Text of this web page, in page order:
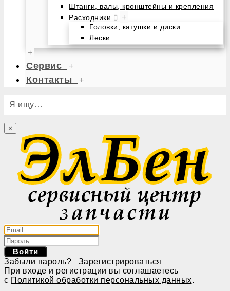
Штанги, валы, кронштейны и крепления
Расходники
+
Головки, катушки и диски
Лески
+
Сервис +
Контакты +
Я ищу…
×
Войти
Забыли пароль?
Зарегистрироваться
При входе и регистрации вы соглашаетесь
с Политикой обработки персональных данных.